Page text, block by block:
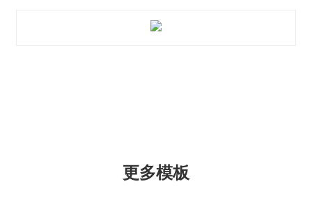
更多模板